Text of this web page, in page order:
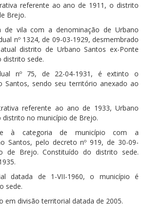
referente ao ano de 1911, o distrito
Brejo.
de vila com a denominação de Urbano
nº 1324, de 09-03-1929, desmembrado
distrito de Urbano Santos ex-Ponte
distrito sede.
nº 75, de 22-04-1931, é extinto o
Santos, sendo seu território anexado ao
referente ao ano de 1933, Urbano
no município de Brejo.
à categoria de município com a
Santos, pelo decreto nº 919, de 30-09-
de Brejo. Constituído do distrito sede.
datada de 1-VII-1960, o município é
sede.
em divisão territorial datada de 2005.